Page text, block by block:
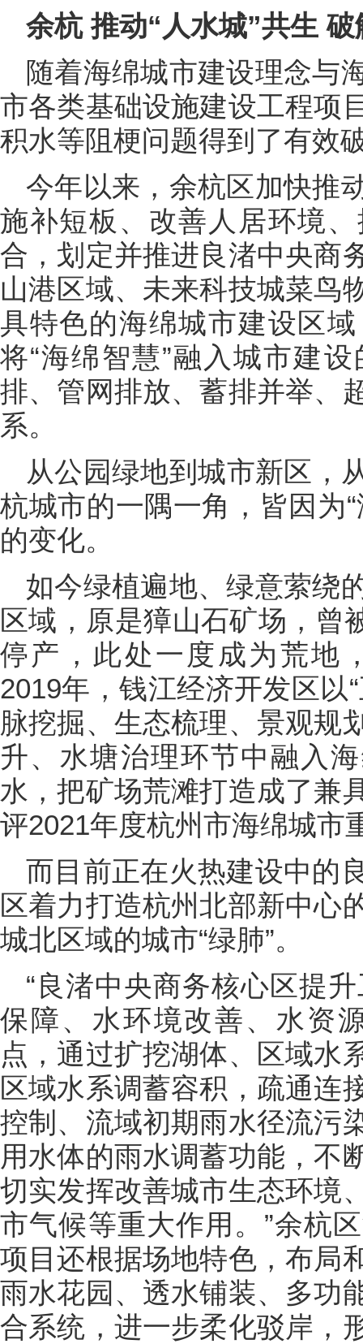
余杭 推动“人水城”共生
随着海绵城市建设理念与
市各类基础设施建设工程项
积水等阻梗问题得到了有效
今年以来，余杭区加快推
施补短板、改善人居环境
合，划定并推进良渚中央商
山港区域、未来科技城菜鸟
具特色的海绵城市建设区
将“海绵智慧”融入城市建
排、管网排放、蓄排并举、
系。
从公园绿地到城市新区
杭城市的一隅一角，皆因为
的变化。
如今绿植遍地、绿意萦绕
区域，原是獐山石矿场，曾
停产，此处一度成为荒地
2019年，钱江经济开发区以
脉挖掘、生态梳理、景观规
升、水塘治理环节中融入
水，把矿场荒滩打造成了兼
评2021年度杭州市海绵城市
而目前正在火热建设中的
区着力打造杭州北部新中心
城北区域的城市“绿肺”。
“良渚中央商务核心区提
保障、水环境改善、水资
点，通过扩挖湖体、区域水
区域水系调蓄容积，疏通连
控制、流域初期雨水径流污
用水体的雨水调蓄功能，不
切实发挥改善城市生态环境
市气候等重大作用。”余杭
项目还根据场地特色，布局
雨水花园、透水铺装、多功
合系统，进一步柔化驳岸，